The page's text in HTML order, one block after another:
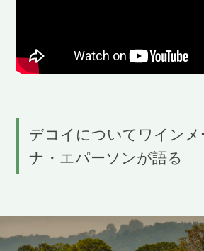
デコイについてワインメ
ナ・エパーソンが語る